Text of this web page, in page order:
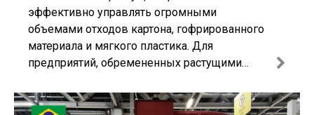
эффективно управлять огромными
объемами отходов картона, гофрированного
материала и мягкого пластика. Для
предприятий, обремененных растущими
и строгими экологическими нормами,